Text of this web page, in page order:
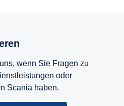
wenn Sie Fragen zu
oder
Scania haben.